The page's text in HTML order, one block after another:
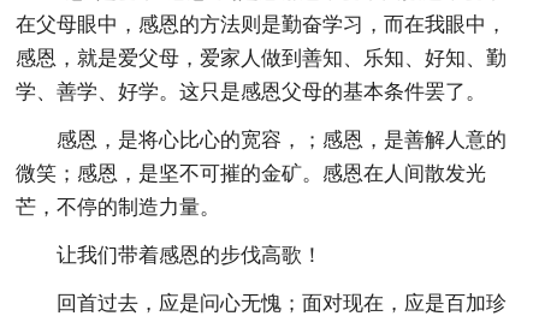
在父母眼中，感恩的方法则是勤奋学习，而在我眼中，
感恩，就是爱父母，爱家人做到善知、乐知、好知、勤
学、善学、好学。这只是感恩父母的基本条件罢了。
感恩，是将心比心的宽容，；感恩，是善解人意的
微笑；感恩，是坚不可摧的金矿。感恩在人间散发光
芒，不停的制造力量。
让我们带着感恩的步伐高歌！
回首过去，应是问心无愧；面对现在，应是百加珍